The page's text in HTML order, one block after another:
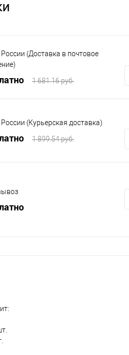
(Доставка в почтовое
1 681.16 руб.
(Курьерская доставка)
1 899.54 руб.